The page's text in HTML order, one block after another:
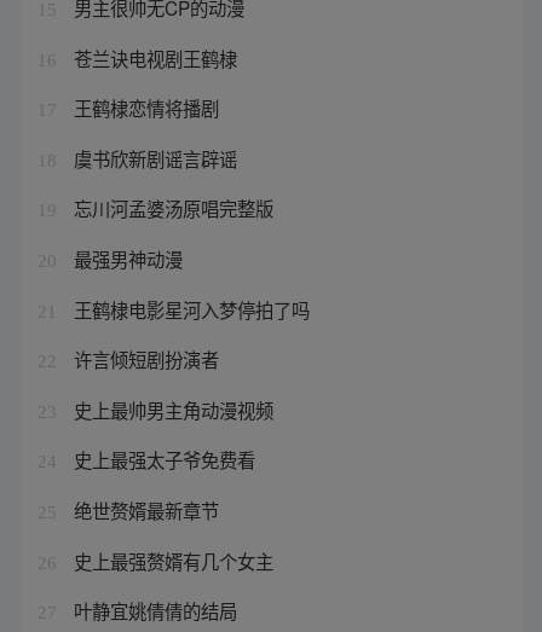
15 男主很帅无CP的动漫
16 苍兰诀电视剧王鹤棣
17 王鹤棣恋情将播剧
18 虞书欣新剧谣言辟谣
19 忘川河孟婆汤原唱完整版
20 最强男神动漫
21 王鹤棣电影星河入梦停拍了吗
22 许言倾短剧扮演者
23 史上最帅男主角动漫视频
24 史上最强太子爷免费看
25 绝世赘婿最新章节
26 史上最强赘婿有几个女主
27 叶静宜姚倩倩的结局